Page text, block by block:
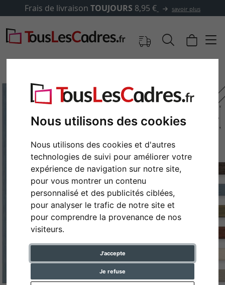
Nous utilisons des cookies
Nous utilisons des cookies et d'autres
technologies de suivi pour améliorer votre
expérience de navigation sur notre site,
pour vous montrer un contenu
personnalisé et des publicités ciblées,
pour analyser le trafic de notre site et
pour comprendre la provenance de nos
visiteurs.
J'accepte
Je refuse
Frais de livraison TOUJOURS 8,95 € savoir plus
Retour